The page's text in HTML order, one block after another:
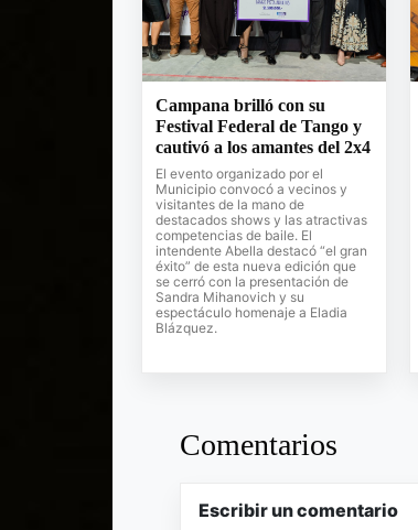
Campana brilló con su
Festival Federal de Tango y
cautivó a los amantes del 2x4
El evento organizado por el
Municipio convocó a vecinos y
visitantes de la mano de
destacados shows y las atractivas
competencias de baile. El
intendente Abella destacó “el gran
éxito” de esta nueva edición que
se cerró con la presentación de
Sandra Mihanovich y su
espectáculo homenaje a Eladia
Blázquez.
Comentarios
Escribir un comentario